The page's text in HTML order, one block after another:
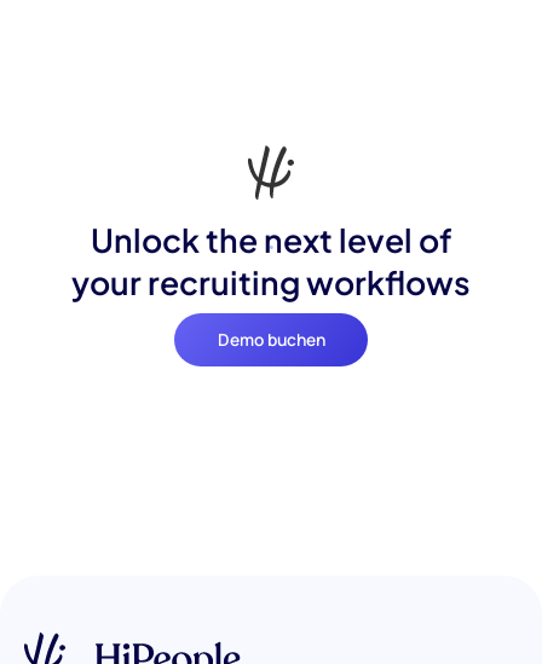
Unlock the next level of
your recruiting workflows
Demo buchen